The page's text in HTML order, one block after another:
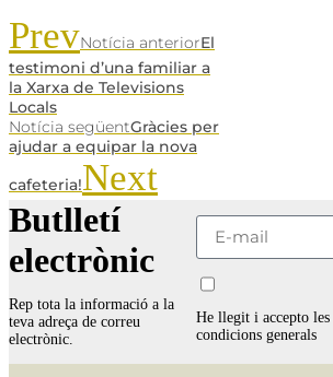
PrevNotícia anteriorEl
testimoni d’una familiar a
la Xarxa de Televisions
Locals
Notícia següentGràcies per
ajudar a equipar la nova
cafeteria!Next
Butlletí
electrònic
Rep tota la informació a la
teva adreça de correu
electrònic.
He llegit i accepto les
condicions generals